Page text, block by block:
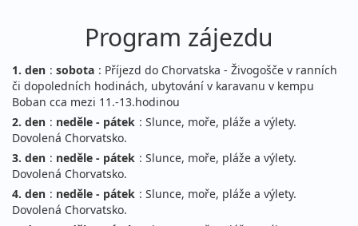
Program zájezdu
1. den : sobota : Příjezd do Chorvatska - Živogošče v ranních
či dopoledních hodinách, ubytování v karavanu v kempu
Boban cca mezi 11.-13.hodinou
2. den : neděle - pátek : Slunce, moře, pláže a výlety.
Dovolená Chorvatsko.
3. den : neděle - pátek : Slunce, moře, pláže a výlety.
Dovolená Chorvatsko.
4. den : neděle - pátek : Slunce, moře, pláže a výlety.
Dovolená Chorvatsko.